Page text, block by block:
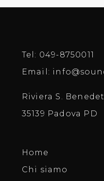
Tel: 049-8750011
Email:
Riviera S.
35139 Padova PD
Home
Chi siamo